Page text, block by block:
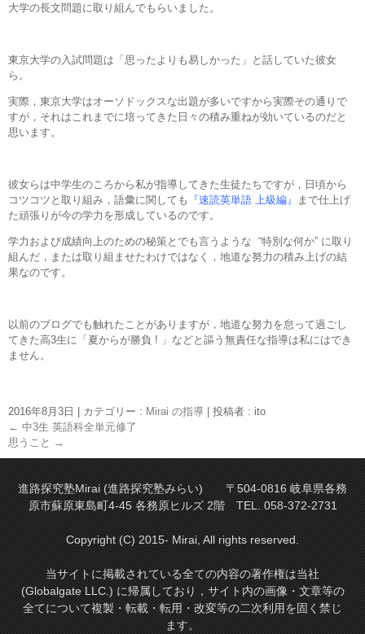
大学の長文問題に取り組んでもらいました。
東京大学の入試問題は「思ったよりも易しかった」と話していた彼女
ら。
実際，東京大学はオーソドックスな出題が多いですから実際その通りで
すが，それはこれまでに培ってきた日々の積み重ねが効いているのだと
思います。
彼女らは中学生のころから私が指導してきた生徒たちですが，日頃から
コツコツと取り組み，語彙に関しても
『速読英単語 上級編』
まで仕上げ
た頑張りが今の学力を形成しているのです。
学力および成績向上のための秘策とでも言うような “特別な何か” に取り
組んだ，または取り組ませたわけではなく，地道な努力の積み上げの結
果なのです。
以前のブログでも触れたことがありますが，地道な努力を怠って過ごし
てきた高3生に「夏からが勝負 ! 」などと謳う無責任な指導は私にはでき
ません。
2016年8月3日 カテゴリー : Mirai の指導
投稿者 : ito
← 中3生 英語科全単元修了
思うこと →
進路探究塾Mirai (進路探究塾みらい) 〒504-0816 岐阜県各務
原市蘇原東島町4-45 各務原ヒルズ 2階 TEL. 058-372-2731
Copyright (C) 2015- Mirai, All rights reserved.
当サイトに掲載されている全ての内容の著作権は当社
(Globalgate LLC.) に帰属しており，サイト内の画像・文章等の
全てについて複製・転載・転用・改変等の二次利用を固く禁じ
ます。